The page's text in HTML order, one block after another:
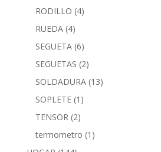
RODILLO (4)
RUEDA (4)
SEGUETA (6)
SEGUETAS (2)
SOLDADURA (13)
SOPLETE (1)
TENSOR (2)
termometro (1)